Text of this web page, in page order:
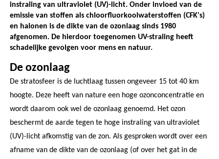
instraling van ultraviolet (UV)-licht. Onder invloed van de
emissie van stoffen als chloorfluorkoolwaterstoffen (CFK's)
en halonen is de dikte van de ozonlaag sinds 1980
afgenomen. De hierdoor toegenomen UV-straling heeft
schadelijke gevolgen voor mens en natuur.
De ozonlaag
De stratosfeer is de luchtlaag tussen ongeveer 15 tot 40 km
hoogte. Deze heeft van nature een hoge ozonconcentratie en
wordt daarom ook wel de ozonlaag genoemd. Het ozon
beschermt de aarde tegen te hoge instraling van ultraviolet
(UV)-licht afkomstig van de zon. Als gesproken wordt over een
afname van de dikte van de ozonlaag (of over het gat in de